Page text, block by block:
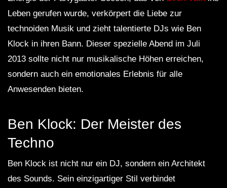
Leben gerufen wurde, verkörpert die Liebe zur
technoiden Musik und zieht talentierte DJs wie Ben
Klock in ihren Bann. Dieser spezielle Abend im Juli
2013 sollte nicht nur musikalische Höhen erreichen,
sondern auch ein emotionales Erlebnis für alle
Anwesenden bieten.
Ben Klock: Der Meister des
Techno
Ben Klock ist nicht nur ein DJ, sondern ein Architekt
des Sounds. Sein einzigartiger Stil verbindet